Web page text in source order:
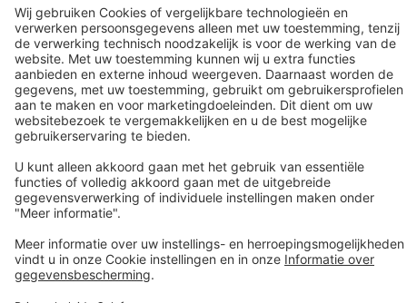
Dräger klantenservice
Over Dräger
Bestellen in onze webshop
Community